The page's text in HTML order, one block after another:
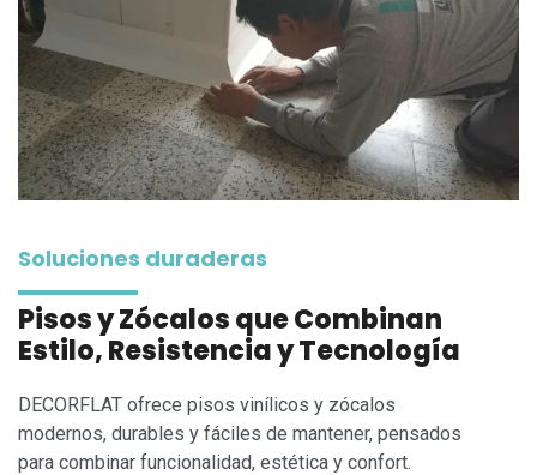
Soluciones duraderas
Pisos y Zócalos que Combinan
Estilo, Resistencia y Tecnología
DECORFLAT ofrece pisos vinílicos y zócalos
modernos, durables y fáciles de mantener, pensados
para combinar funcionalidad, estética y confort.